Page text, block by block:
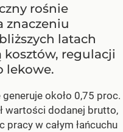
rośnie
znaczeniu
latach
kosztów, regulacji
lekowe.
około 0,75 proc.
wartości dodanej brutto,
w całym łańcuchu